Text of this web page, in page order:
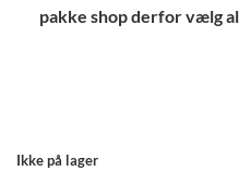
pakke shop derfor vælg
Ikke på lager